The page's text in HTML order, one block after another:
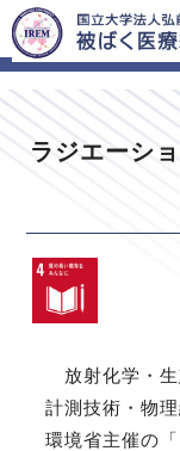
HOME 新着情報
ラジエーシ
放射化学・生
計測技術・物
環境省主催の